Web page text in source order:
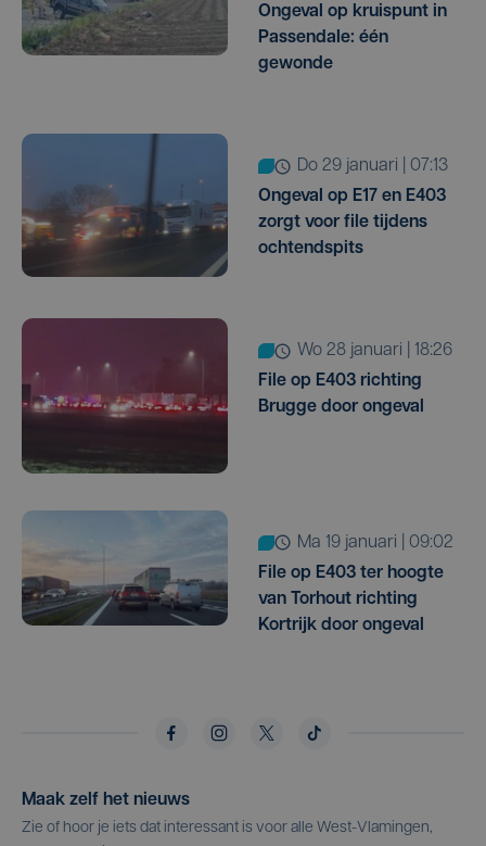
Ongeval op kruispunt in
Passendale: één
gewonde
do 29 januari | 07:13
Ongeval op E17 en E403
zorgt voor file tijdens
ochtendspits
wo 28 januari | 18:26
File op E403 richting
Brugge door ongeval
ma 19 januari | 09:02
File op E403 ter hoogte
van Torhout richting
Kortrijk door ongeval
Maak zelf het nieuws
Zie of hoor je iets dat interessant is voor alle West-Vlamingen,